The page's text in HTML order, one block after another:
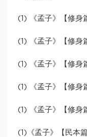
(1) 《孟子》【修身
(1) 《孟子》【修身
(1) 《孟子》【修身
(1) 《孟子》【修身
(1) 《孟子》【修身
(1)《孟子》【民本